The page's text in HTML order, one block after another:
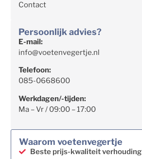
Contact
Persoonlijk advies?
E-mail:
info@voetenvegertje.nl
Telefoon:
085-0668600
Werkdagen/-tijden:
Ma – Vr / 09:00 – 17:00
Waarom voetenvegertje
Beste prijs-kwaliteit verhouding